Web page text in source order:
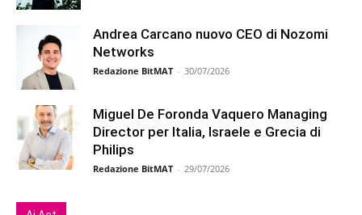
Andrea Carcano nuovo CEO di Nozomi
Networks
Redazione BitMAT - 30/07/2026
Miguel De Foronda Vaquero Managing
Director per Italia, Israele e Grecia di
Philips
Redazione BitMAT - 29/07/2026